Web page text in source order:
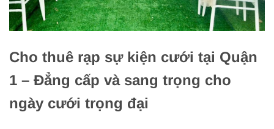
Cho thuê rạp sự kiện cưới tại Quận
1 – Đẳng cấp và sang trọng cho
ngày cưới trọng đại